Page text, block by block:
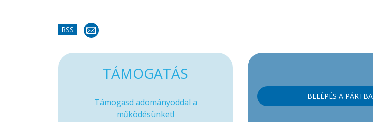
RSS
BELÉPÉS A PÁRTBA
TÁMOGATÁS
Támogasd adományoddal a
működésünket!